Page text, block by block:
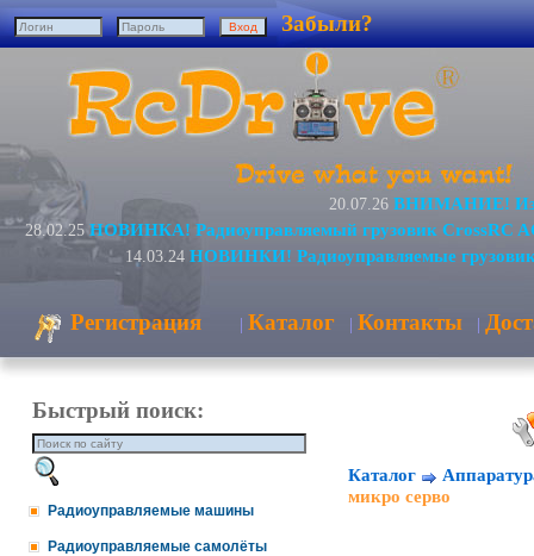
Забыли?
20.07.26 ВНИМАНИЕ!
28.02.25 НОВИНКА! Радиоуправляемый грузовик CrossRC
14.03.24 НОВИНКИ! Радиоуправляемые
Регистрация | Каталог | Контакты |
Быстрый поиск:
Радиоуправляемые машины
Радиоуправляемые самолёты
Каталог
микро серво